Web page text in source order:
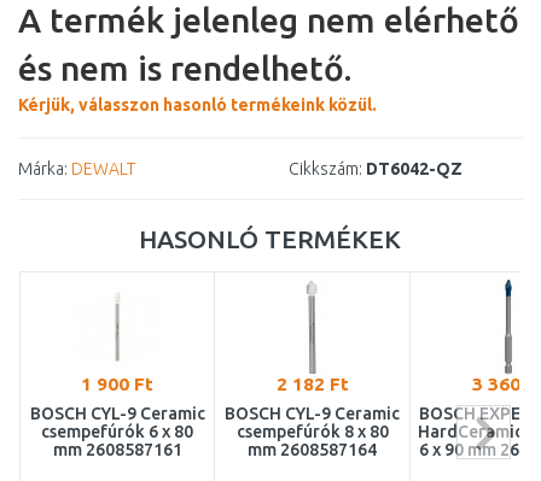
A termék jelenleg nem elérhető
és nem is rendelhető.
Kérjük, válasszon hasonló termékeink közül.
Márka: DEWALT Cikkszám: DT6042-QZ
HASONLÓ TERMÉKEK
1 900 Ft
BOSCH CYL-9 Ceramic
csempefúrók 6 x 80
mm 2608587161
2 182 Ft
BOSCH CYL-9 Ceramic
csempefúrók 8 x 80
mm 2608587164
3 360
BOSCH
HardCeramic
6 x 90 mm